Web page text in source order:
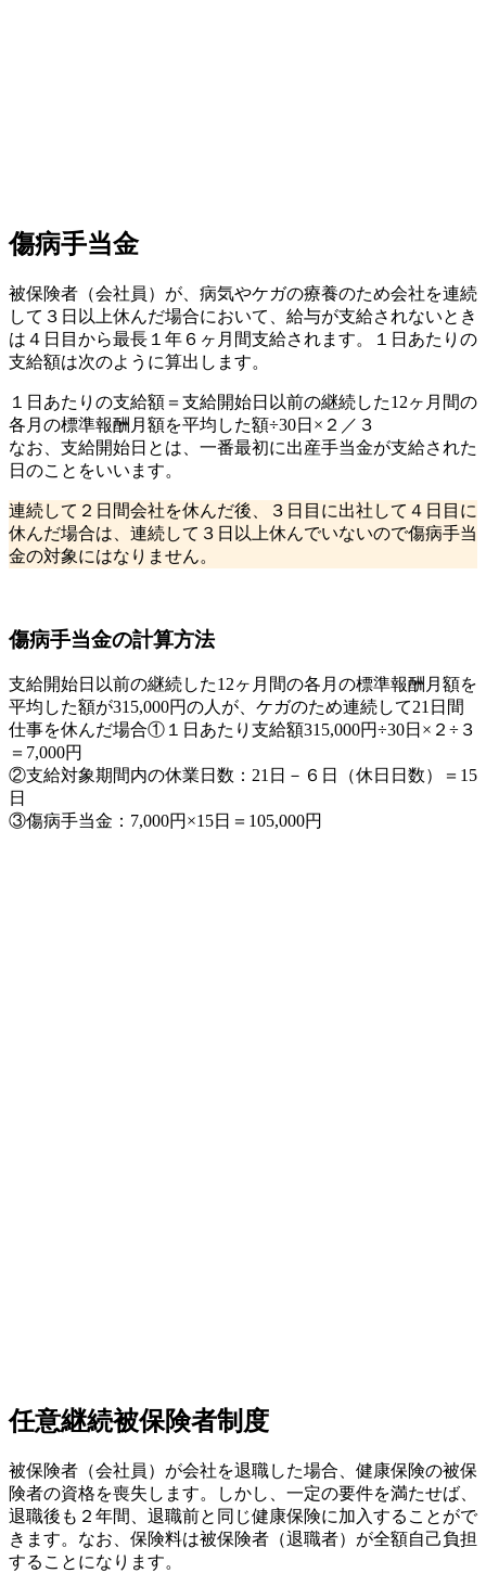
傷病手当金
被保険者（会社員）が、病気やケガの療養のため会社を連続
して３日以上休んだ場合において、給与が支給されないとき
は４日目から最長１年６ヶ月間支給されます。１日あたりの
支給額は次のように算出します。
１日あたりの支給額＝支給開始日以前の継続した12ヶ月間の
各月の標準報酬月額を平均した額÷30日×２／３
なお、支給開始日とは、一番最初に出産手当金が支給された
日のことをいいます。
連続して２日間会社を休んだ後、３日目に出社して４日目に
休んだ場合は、連続して３日以上休んでいないので傷病手当
金の対象にはなりません。
傷病手当金の計算方法
支給開始日以前の継続した12ヶ月間の各月の標準報酬月額を
平均した額が315,000円の人が、ケガのため連続して21日間
仕事を休んだ場合①１日あたり支給額315,000円÷30日×２÷３
＝7,000円
②支給対象期間内の休業日数：21日－６日（休日日数）＝15
日
③傷病手当金：7,000円×15日＝105,000円
任意継続被保険者制度
被保険者（会社員）が会社を退職した場合、健康保険の被保
険者の資格を喪失します。しかし、一定の要件を満たせば、
退職後も２年間、退職前と同じ健康保険に加入することがで
きます。なお、保険料は被保険者（退職者）が全額自己負担
することになります。